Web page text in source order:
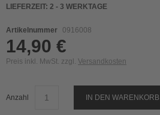
LIEFERZEIT: 2 - 3 WERKTAGE
Artikelnummer 0916008
14,90 €
Preis inkl. MwSt. zzgl. Versandkosten
Anzahl IN DEN WARENKORB
the
gallery